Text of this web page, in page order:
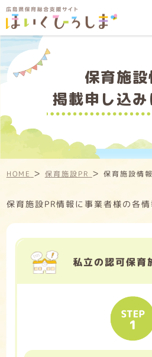
保育施設
掲載申し込
HOME > 保育施設PR > 保育施設情報
保育施設PR情報に事業者様の各
私立の認可保育